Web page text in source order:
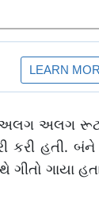
અલગ અલગ
કરી હતી.
ગાયા